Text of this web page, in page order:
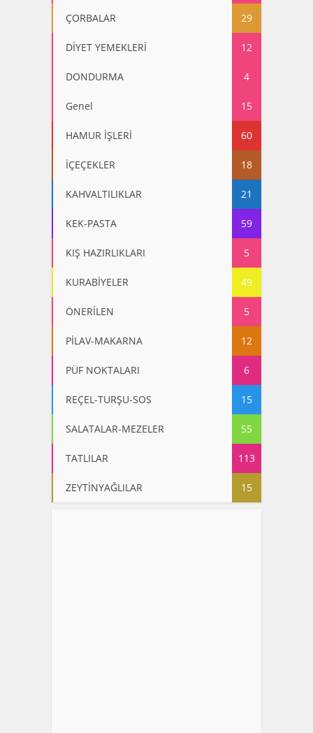
ÇORBALAR 29
DİYET YEMEKLERİ 12
DONDURMA 4
Genel 15
HAMUR İŞLERİ 60
İÇEÇEKLER 18
KAHVALTILIKLAR 21
KEK-PASTA 59
KIŞ HAZIRLIKLARI 5
KURABİYELER 49
ÖNERİLEN 5
PİLAV-MAKARNA 12
PÜF NOKTALARI 6
REÇEL-TURŞU-SOS 15
SALATALAR-MEZELER 55
TATLILAR 113
ZEYTİNYAĞLILAR 15